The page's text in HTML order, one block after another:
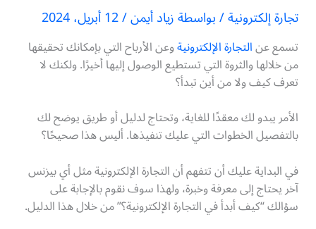
تجارة إلكترونية/ بواسطةزياد أيمن/12 أبريل، 2024
تسمع عنالتجارة الإلكترونيةوعن الأرباح التي بإمكانك تحقيقها
من خلالها والثروة التي تستطيع الوصول إليها أخيرًا. ولكنك لا
تعرف كيف ولا من أين تبدأ؟
الأمر يبدو لك معقدًا للغاية، وتحتاج لدليل أو طريق يوضح لك
بالتفصيل الخطوات التي عليك تنفيذها. أليس هذا صحيحًا؟
في البداية عليك أن تتفهم أن التجارة الإلكترونية مثل أي بيزنس
آخر يحتاج إلى معرفة وخبرة، ولهذا سوف نقوم بالإجابة على
سؤالك “كيف أبدأ في التجارة الإلكترونية؟” من خلال هذا الدليل.